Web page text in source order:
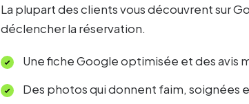
La plupart des clients vous découvrent sur
déclencher la réservation.
Une fiche Google optimisée et des avis
Des photos qui donnent faim, soignées